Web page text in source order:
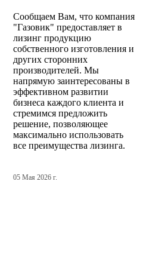
Сообщаем Вам, что компания
"Газовик" предоставляет в
лизинг продукцию
собственного изготовления и
других сторонних
производителей. Мы
напрямую заинтересованы в
эффективном развитии
бизнеса каждого клиента и
стремимся предложить
решение, позволяющее
максимально использовать
все преимущества лизинга.
05 Мая 2026 г.